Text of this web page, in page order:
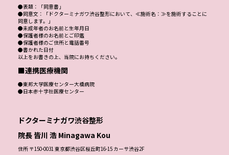
●表題：「同意書」
●同意文：「ドクターミナガワ渋谷整形において、≪施術名：≫を施術することに
同意します。」
●未成年者のお名前と生年月日
●保護者様のお名前とご印鑑
●保護者様のご住所と電話番号
●書かれた日付
以上をお書きの上、当院にお持ちください。
■連携医療機関
●東邦大学医療センター大橋病院
●日本赤十字社医療センター
ドクターミナガワ渋谷整形
院長 皆川 浩 Minagawa Kou
住所 〒150-0031 東京都渋谷区桜丘町16-15 カーサ渋谷2F